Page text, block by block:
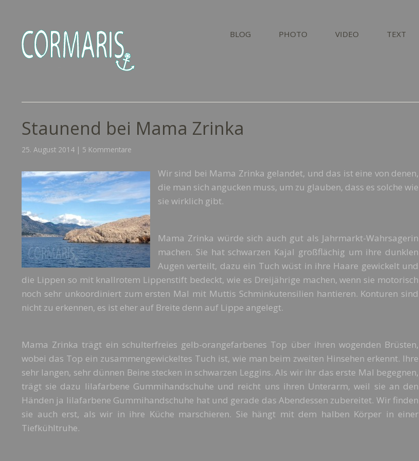
BLOG PHOTO VIDEO TEXT
Staunend bei Mama Zrinka
25. August 2014 5 Kommentare
Wir sind bei Mama Zrinka gelandet, und das ist eine von denen,
die man sich angucken muss, um zu glauben, dass es solche wie
sie wirklich gibt.
Mama Zrinka würde sich auch gut als Jahrmarkt-Wahrsagerin
machen. Sie hat schwarzen Kajal großflächig um ihre dunklen
Augen verteilt, dazu ein Tuch wüst in ihre Haare gewickelt und
die Lippen so mit knallrotem Lippenstift bedeckt, wie es Dreijährige machen, wenn sie motorisch
noch sehr unkoordiniert zum ersten Mal mit Muttis Schminkutensilien hantieren. Konturen sind
nicht zu erkennen, es ist eher auf Breite denn auf Lippe angelegt.
Mama Zrinka trägt ein schulterfreies gelb-orangefarbenes Top über ihren wogenden Brüsten,
wobei das Top ein zusammengewickeltes Tuch ist, wie man beim zweiten Hinsehen erkennt. Ihre
sehr langen, sehr dünnen Beine stecken in schwarzen Leggins. Als wir ihr das erste Mal begegnen,
trägt sie dazu lilafarbene Gummihandschuhe und reicht uns ihren Unterarm, weil sie an den
Händen ja lilafarbene Gummihandschuhe hat und gerade das Abendessen zubereitet. Wir finden
sie auch erst, als wir in ihre Küche marschieren. Sie hängt mit dem halben Körper in einer
Tiefkühltruhe.